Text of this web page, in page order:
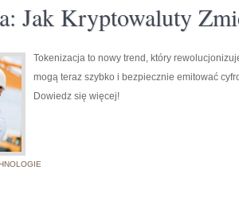
Jak Kryptowaluty
Tokenizacja to nowy trend, który
mogą teraz szybko i bezpiecznie emitować
Dowiedz się więcej!